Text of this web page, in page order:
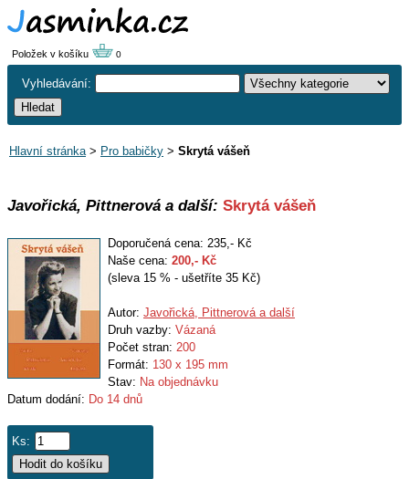
Položek v košíku 0
Vyhledávání:
Hlavní stránka> Pro babičky > Skrytá vášeň
Javořická, Pittnerová a další: Skrytá vášeň
Doporučená cena: 235,- Kč
Naše cena: 200,- Kč
(sleva 15 % - ušetříte 35 Kč)
Autor: Javořická, Pittnerová a další
Druh vazby: Vázaná
Počet stran: 200
Formát: 130 x 195 mm
Stav: Na objednávku
Datum dodání: Do 14 dnů
Ks: